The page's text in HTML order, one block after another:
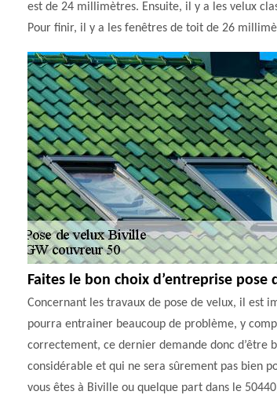
est de 24 millimètres. Ensuite, il y a les velux
Pour finir, il y a les fenêtres de toit de 26
Faites le bon choix d’entreprise pose
Concernant les travaux de pose de velux, il est
pourra entrainer beaucoup de problème, y
correctement, ce dernier demande donc d’être
considérable et qui ne sera sûrement pas bien
vous êtes à Biville ou quelque part dans le